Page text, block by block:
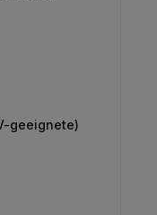
geeignete)